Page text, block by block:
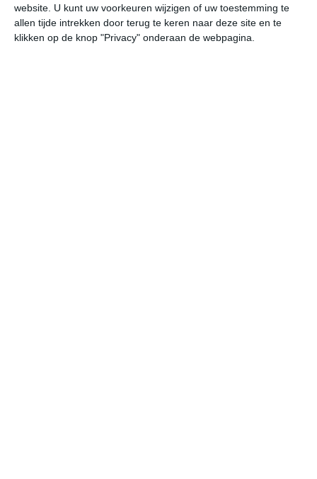
website. U kunt uw voorkeuren wijzigen of uw toestemming te
allen tijde intrekken door terug te keren naar deze site en te
klikken op de knop "Privacy" onderaan de webpagina.
14:00 17:00 20:00 23:00 02:00